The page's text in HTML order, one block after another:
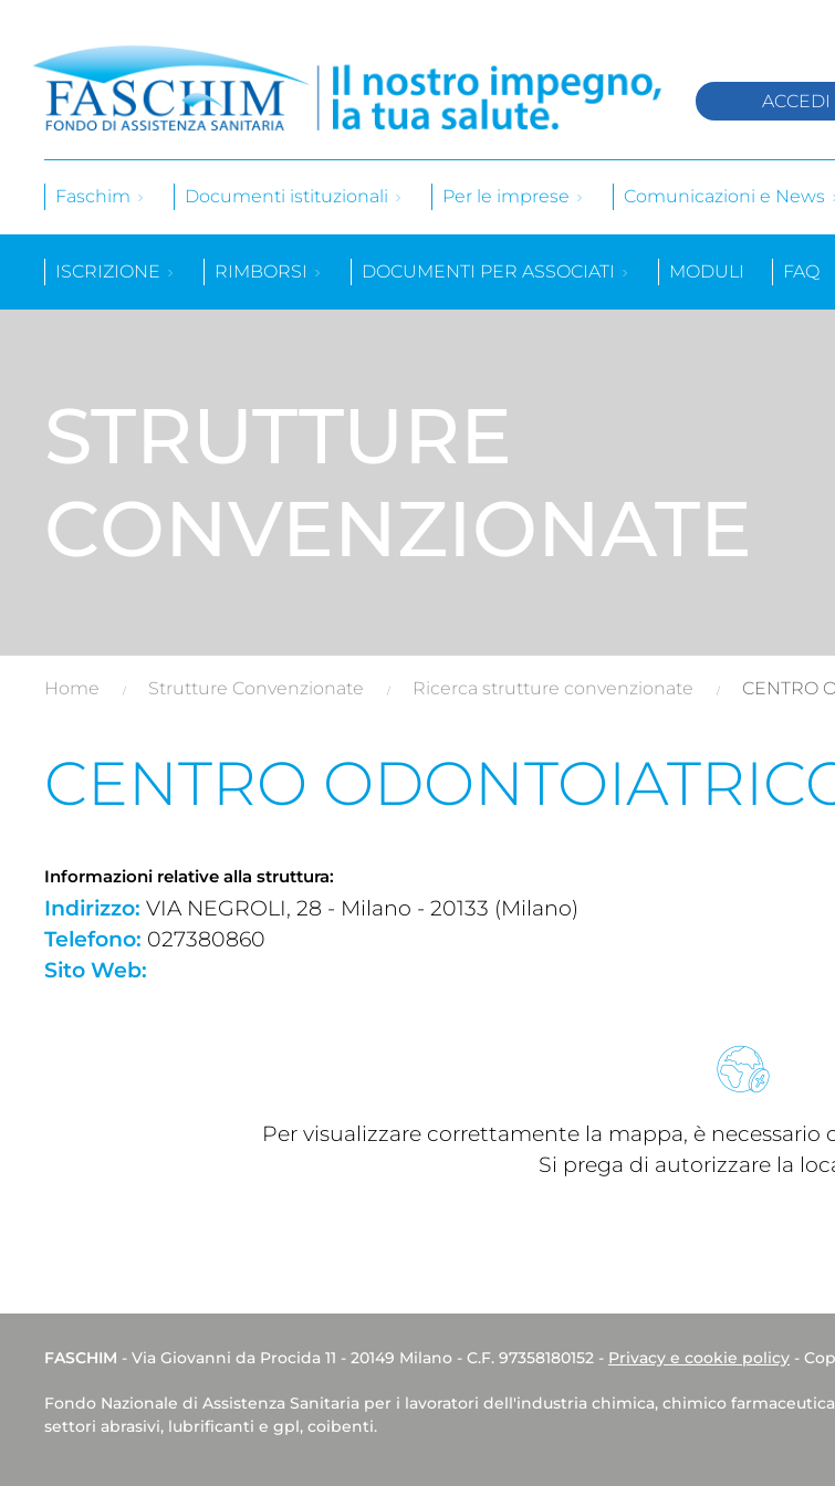
ACCEDI
Faschim Documenti istituzionali Per le imprese Comunicazioni e News
ISCRIZIONE RIMBORSI DOCUMENTI PER ASSOCIATI MODULI FAQ
STRUTTURE
CONVENZIONATE
Home Strutture Convenzionate Ricerca strutture convenzionate CENTRO
CENTRO
Informazioni relative alla struttura:
Indirizzo: VIA NEGROLI, 28 - Milano - 20133 (Milano)
Telefono: 027380860
Sito Web:
Per visualizzare correttamente la mappa, è necessario
Si prega di autorizzare la
FASCHIM - Via Giovanni da Procida 11 - 20149 Milano - C.F. 97358180152 - Privacy e cookie policy -
Fondo Nazionale di Assistenza Sanitaria per i lavoratori dell'industria chimica, chimico
settori abrasivi, lubrificanti e gpl, coibenti.